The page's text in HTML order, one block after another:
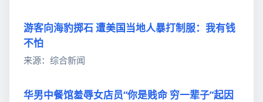
游客向海豹掷石 遭美国当地人暴打制服：我有钱
不怕
来源：综合新闻
华男中餐馆羞辱女店员“你是贱命 穷一辈子”起因